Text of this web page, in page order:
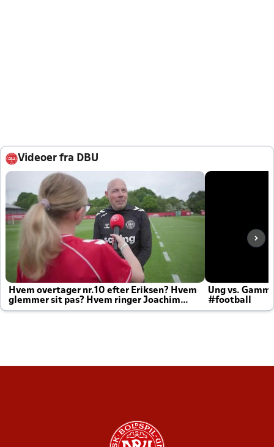
Videoer fra DBU
Hvem overtager nr.10 efter Eriksen? Hvem
glemmer sit pas? Hvem ringer Joachim
altid til efter kampe?
Ung vs.
#football